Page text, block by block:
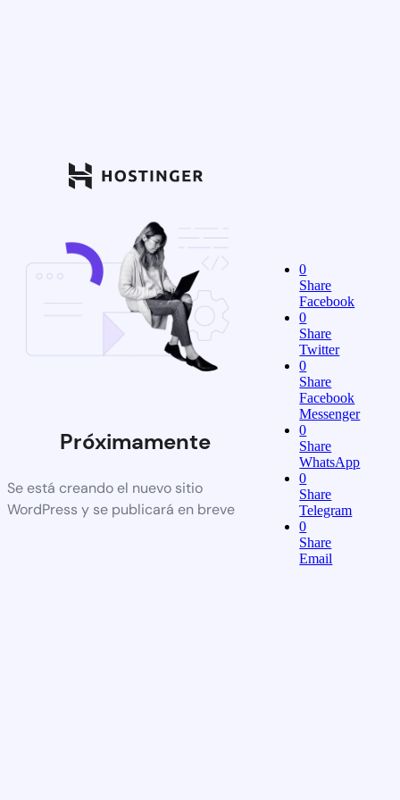
Próximamente
Se está creando el nuevo sitio
WordPress y se publicará en breve
0
Share
Facebook
0
Share
Twitter
0
Share
Facebook
Messenger
0
Share
WhatsApp
0
Share
Telegram
0
Share
Email